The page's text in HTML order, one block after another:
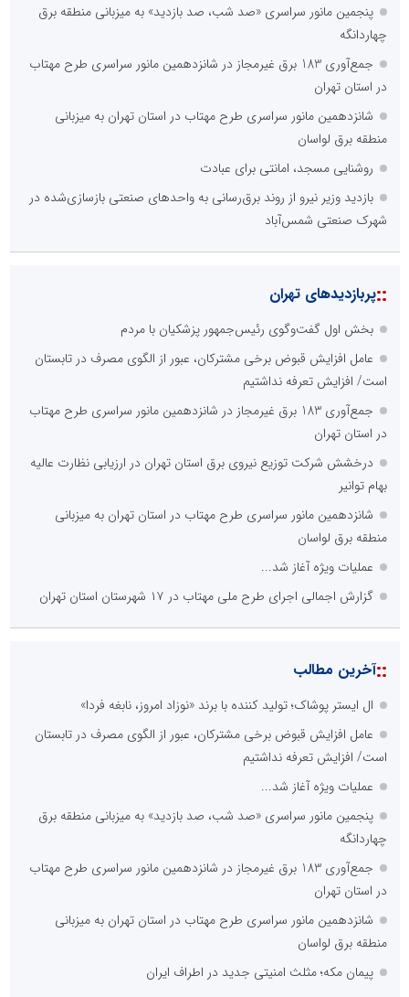
پنجمین مانور سراسری «صد شب، صد بازدید» به میزبانی منطقه برق
چهاردانگه
جمع‌آوری 183 برق غیرمجاز در شانزدهمین مانور سراسری طرح مهتاب
در استان تهران
شانزدهمین مانور سراسری طرح مهتاب در استان تهران به میزبانی
منطقه برق لواسان
روشنایی مسجد، امانتی برای عبادت
بازدید وزیر نیرو از روند برق‌رسانی به واحدهای صنعتی بازسازی‌شده در
شهرک صنعتی شمس‌آباد
::پربازدیدهای تهران
بخش اول گفت‌وگوی رئیس‌جمهور پزشکیان با مردم
عامل افزایش قبوض برخی مشترکان، عبور از الگوی مصرف در تابستان
است/ افزایش تعرفه نداشتیم
جمع‌آوری 183 برق غیرمجاز در شانزدهمین مانور سراسری طرح مهتاب
در استان تهران
درخشش شرکت توزیع نیروی برق استان تهران در ارزیابی نظارت عالیه
بهام توانیر
شانزدهمین مانور سراسری طرح مهتاب در استان تهران به میزبانی
منطقه برق لواسان
عملیات ویژه آغاز شد...
گزارش اجمالی اجرای طرح ملی مهتاب در ۱۷ شهرستان استان تهران
::آخرین مطالب
ال ایستر پوشاک؛ تولید کننده با برند «نوزاد امروز، نابغه فردا»
عامل افزایش قبوض برخی مشترکان، عبور از الگوی مصرف در تابستان
است/ افزایش تعرفه نداشتیم
عملیات ویژه آغاز شد...
پنجمین مانور سراسری «صد شب، صد بازدید» به میزبانی منطقه برق
چهاردانگه
جمع‌آوری 183 برق غیرمجاز در شانزدهمین مانور سراسری طرح مهتاب
در استان تهران
شانزدهمین مانور سراسری طرح مهتاب در استان تهران به میزبانی
منطقه برق لواسان
پیمان مکه؛ مثلث امنیتی جدید در اطراف ایران